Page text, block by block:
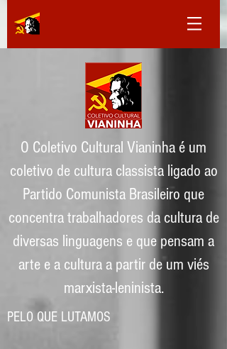
O Coletivo Cultural Vianinha é um
coletivo de cultura classista ligado ao
Partido Comunista Brasileiro que
concentra trabalhadores da cultura de
diversas linguagens e que pensam a
arte e a cultura a partir de um viés
marxista-leninista.
PELO QUE LUTAMOS